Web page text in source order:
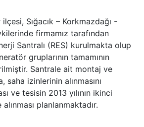
Sığacık – Korkmazdağı -
firmamız tarafından
Santralı (RES) kurulmakta olup
gruplarının tamamının
Santrale ait montaj ve
saha izinlerinin alınmasını
ve tesisin 2013 yılının ikinci
planlanmaktadır.